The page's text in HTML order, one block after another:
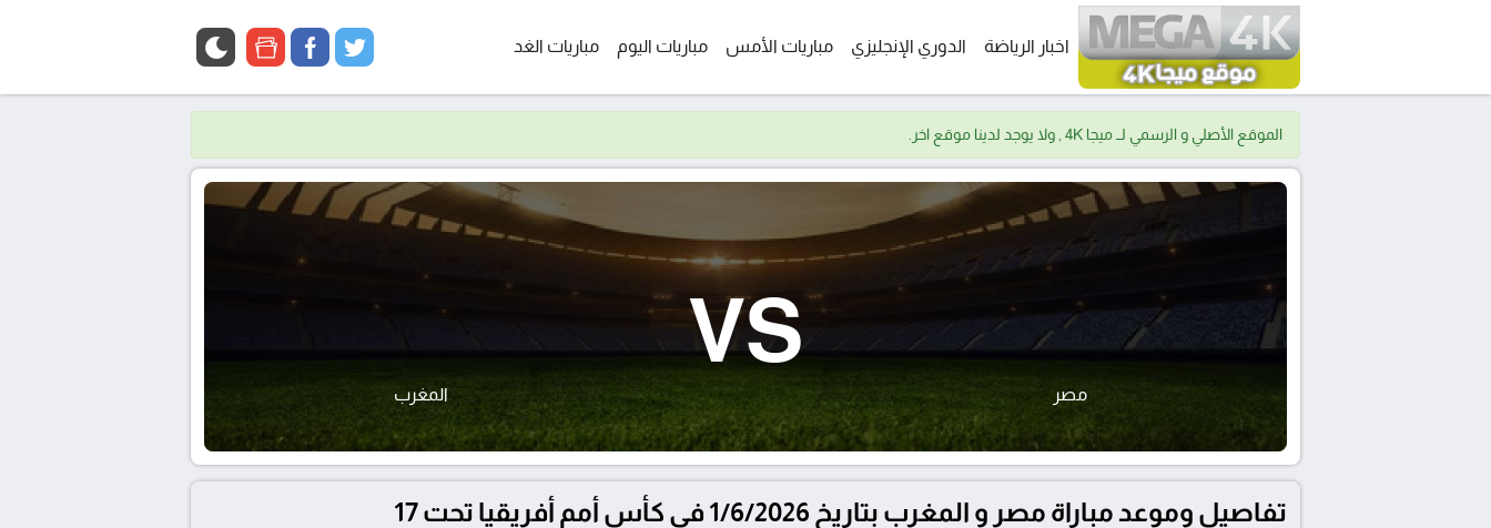
اخبار الرياضة الدوري الإنجليزي مباريات الأمس مباريات اليوم مباريات الغد twitter
facebook
google
الموقع الأصلي و الرسمي لــ ميجا 4K , ولا يوجد لدينا موقع اخر.
مصر
VS
المغرب
تفاصيل وموعد مباراة مصر و المغرب بتاريخ 1/6/2026 في كأس أمم أفريقيا تحت 17